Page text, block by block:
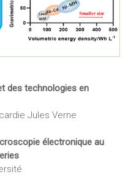
des technologies en
Jules Verne
électronique au